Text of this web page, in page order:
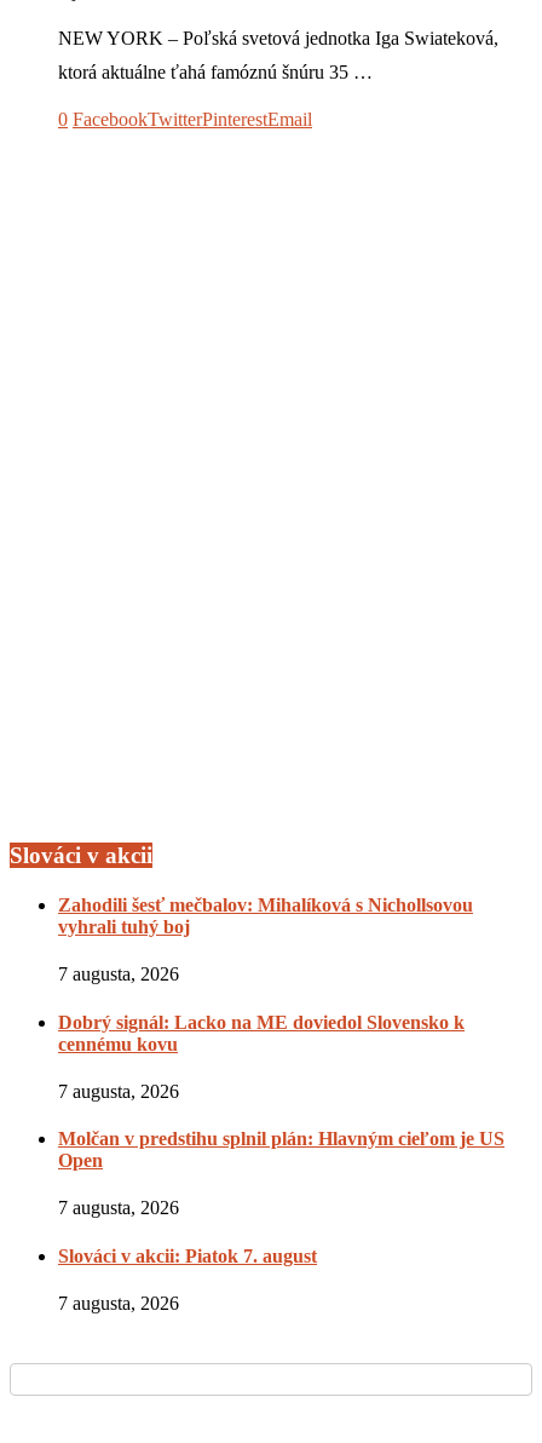
NEW YORK – Poľská svetová jednotka Iga Swiateková,
ktorá aktuálne ťahá famóznú šnúru 35 …
0 FacebookTwitterPinterestEmail
Slováci v akcii
Zahodili šesť mečbalov: Mihalíková s Nichollsovou
vyhrali tuhý boj
7 augusta, 2026
Dobrý signál: Lacko na ME doviedol Slovensko k
cennému kovu
7 augusta, 2026
Molčan v predstihu splnil plán: Hlavným cieľom je US
Open
7 augusta, 2026
Slováci v akcii: Piatok 7. august
7 augusta, 2026